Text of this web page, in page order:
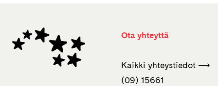
Ota yhteyttä
Kaikki yhteystiedot ⟶
(09) 15661